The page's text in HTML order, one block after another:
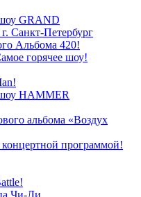
GRAND
Санкт-Петербург
Альбома 420!
горячее шоу!
HAMMER
альбома «Воздух
программой!
Чи-Ли